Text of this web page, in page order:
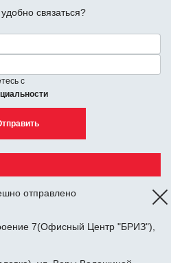
связаться?
с
отправлено
7(Офисный Центр "БРИЗ"),